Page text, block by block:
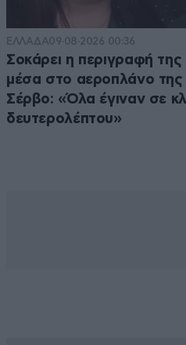
ΕΛΛΑΔΑ09·08·2026 00:36
Σοκάρει η περιγραφή
μέσα στο αεροπλάνο
Σέρβο: «Όλα έγιναν σε
δευτερολέπτου»